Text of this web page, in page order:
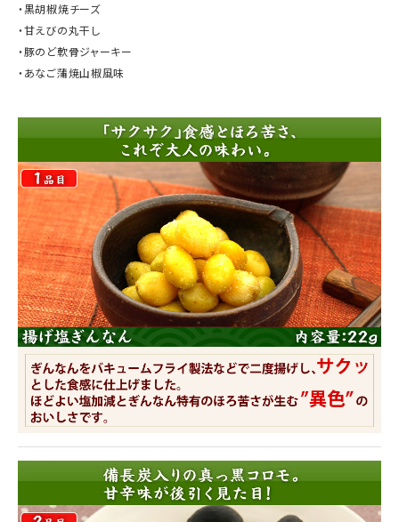
・黒胡椒焼チーズ
・甘えびの丸干し
・豚のど軟骨ジャーキー
・あなご蒲焼山椒風味